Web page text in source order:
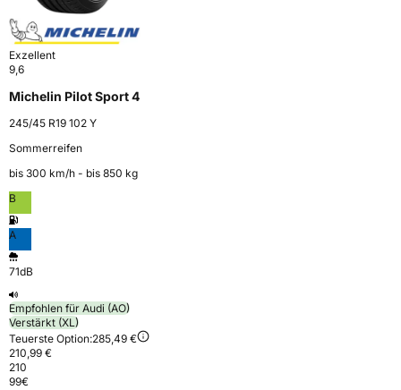
Exzellent
9,6
Michelin Pilot Sport 4
245/45 R19 102 Y
Sommerreifen
bis 300 km⁠/⁠h - bis 850 kg
B
A
71dB
Empfohlen für Audi (AO)
Verstärkt (XL)
Teuerste Option:285,49 €
210,99 €
210
99€